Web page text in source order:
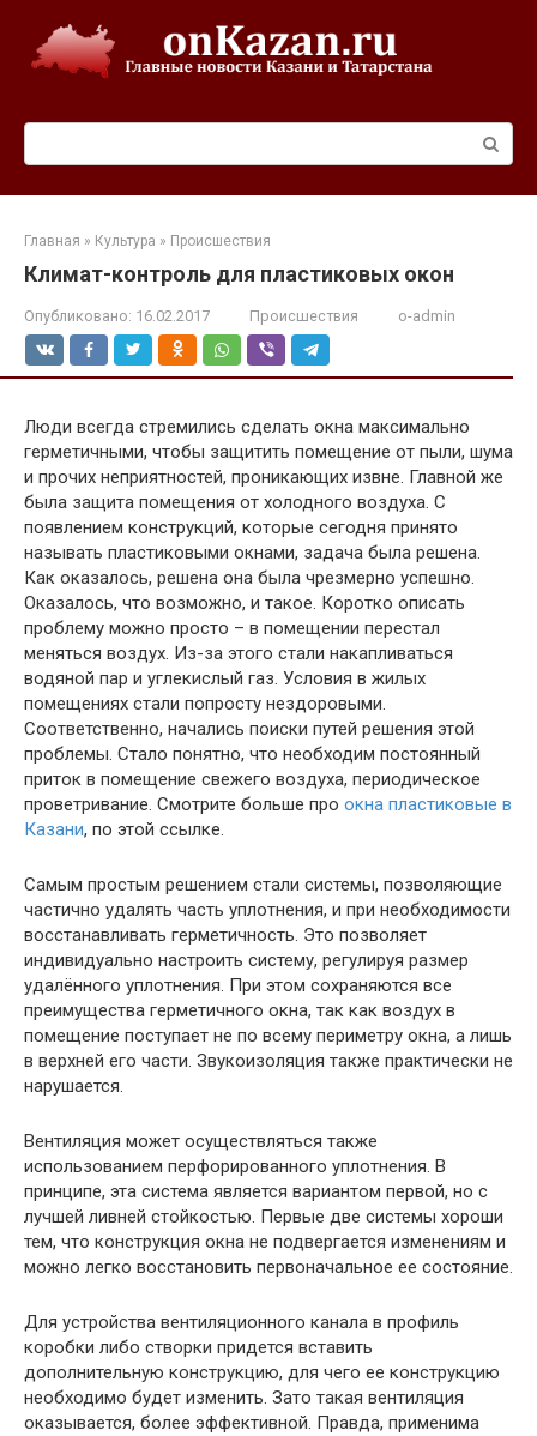
контенту
Главная » Культура » Происшествия
Климат-контроль для пластиковых окон
Опубликовано: 16.02.2017 Происшествия o-admin
Люди всегда стремились сделать окна максимально
герметичными, чтобы защитить помещение от пыли, шума
и прочих неприятностей, проникающих извне. Главной же
была защита помещения от холодного воздуха. С
появлением конструкций, которые сегодня принято
называть пластиковыми окнами, задача была решена.
Как оказалось, решена она была чрезмерно успешно.
Оказалось, что возможно, и такое. Коротко описать
проблему можно просто – в помещении перестал
меняться воздух. Из-за этого стали накапливаться
водяной пар и углекислый газ. Условия в жилых
помещениях стали попросту нездоровыми.
Соответственно, начались поиски путей решения этой
проблемы. Стало понятно, что необходим постоянный
приток в помещение свежего воздуха, периодическое
проветривание. Смотрите больше про окна пластиковые в
Казани, по этой ссылке.
Самым простым решением стали системы, позволяющие
частично удалять часть уплотнения, и при необходимости
восстанавливать герметичность. Это позволяет
индивидуально настроить систему, регулируя размер
удалённого уплотнения. При этом сохраняются все
преимущества герметичного окна, так как воздух в
помещение поступает не по всему периметру окна, а лишь
в верхней его части. Звукоизоляция также практически не
нарушается.
Вентиляция может осуществляться также
использованием перфорированного уплотнения. В
принципе, эта система является вариантом первой, но с
лучшей ливней стойкостью. Первые две системы хороши
тем, что конструкция окна не подвергается изменениям и
можно легко восстановить первоначальное ее состояние.
Для устройства вентиляционного канала в профиль
коробки либо створки придется вставить
дополнительную конструкцию, для чего ее конструкцию
необходимо будет изменить. Зато такая вентиляция
оказывается, более эффективной. Правда, применима